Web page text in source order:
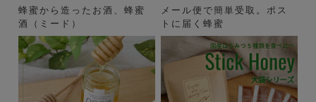
蜂蜜から造ったお酒、蜂蜜
酒（ミード）
メール便で簡単受取。ポス
トに届く蜂蜜